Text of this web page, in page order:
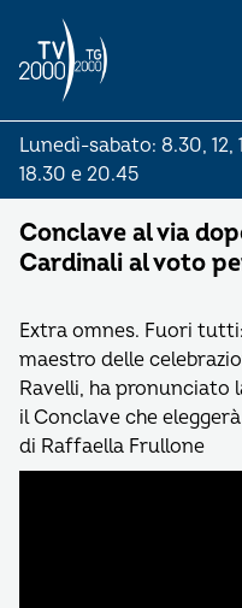
Lunedì-sabato: 8.30, 12,
18.30 e 20.45
Conclave al via
Cardinali al voto
Extra omnes. Fuori
maestro delle
Ravelli, ha pronunciato
il Conclave che
di Raffaella Frullone